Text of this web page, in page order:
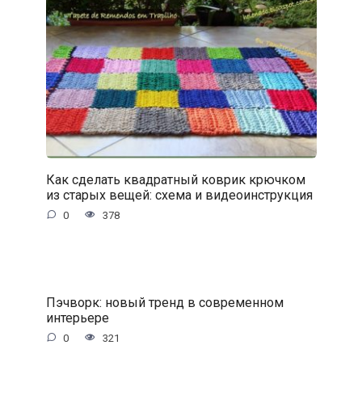
Как сделать квадратный коврик крючком
из старых вещей: схема и видеоинструкция
0 378
Пэчворк: новый тренд в современном
интерьере
0 321